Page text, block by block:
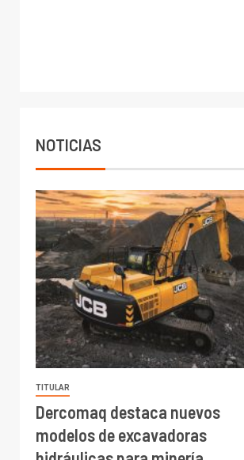
NOTICIAS
TITULAR
Dercomaq destaca nuevos
modelos de excavadoras